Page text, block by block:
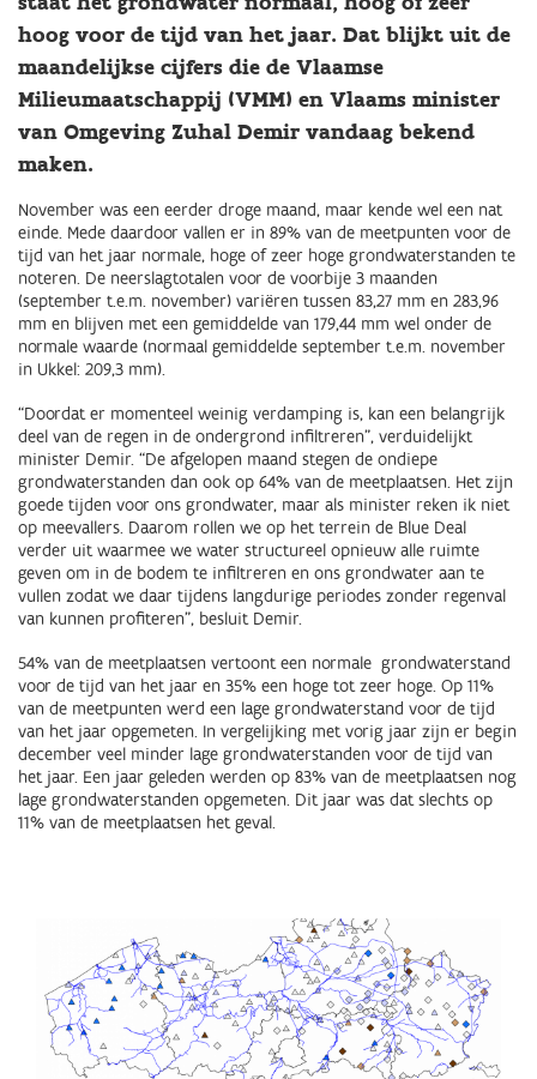
hoog voor de tijd van het jaar. Dat blijkt uit de
maandelijkse cijfers die de Vlaamse
Milieumaatschappij (VMM) en Vlaams minister
van Omgeving Zuhal Demir vandaag bekend
maken.
November was een eerder droge maand, maar kende wel een nat
einde. Mede daardoor vallen er in 89% van de meetpunten voor de
tijd van het jaar normale, hoge of zeer hoge grondwaterstanden te
noteren. De neerslagtotalen voor de voorbije 3 maanden
(september t.e.m. november) variëren tussen 83,27 mm en 283,96
mm en blijven met een gemiddelde van 179,44 mm wel onder de
normale waarde (normaal gemiddelde september t.e.m. november
in Ukkel: 209,3 mm).
“Doordat er momenteel weinig verdamping is, kan een belangrijk
deel van de regen in de ondergrond infiltreren”, verduidelijkt
minister Demir. “De afgelopen maand stegen de ondiepe
grondwaterstanden dan ook op 64% van de meetplaatsen. Het zijn
goede tijden voor ons grondwater, maar als minister reken ik niet
op meevallers. Daarom rollen we op het terrein de Blue Deal
verder uit waarmee we water structureel opnieuw alle ruimte
geven om in de bodem te infiltreren en ons grondwater aan te
vullen zodat we daar tijdens langdurige periodes zonder regenval
van kunnen profiteren”, besluit Demir.
54% van de meetplaatsen vertoont een normale grondwaterstand
voor de tijd van het jaar en 35% een hoge tot zeer hoge. Op 11%
van de meetpunten werd een lage grondwaterstand voor de tijd
van het jaar opgemeten. In vergelijking met vorig jaar zijn er begin
december veel minder lage grondwaterstanden voor de tijd van
het jaar. Een jaar geleden werden op 83% van de meetplaatsen nog
lage grondwaterstanden opgemeten. Dit jaar was dat slechts op
11% van de meetplaatsen het geval.